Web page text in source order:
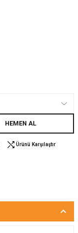
HEMEN AL
Ürünü Karşılaştır